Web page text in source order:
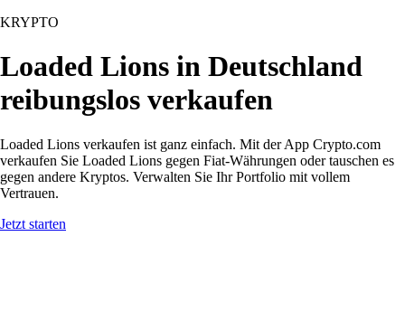
KRYPTO
Loaded Lions in Deutschland
reibungslos verkaufen
Loaded Lions verkaufen ist ganz einfach. Mit der App Crypto.com
verkaufen Sie Loaded Lions gegen Fiat-Währungen oder tauschen es
gegen andere Kryptos. Verwalten Sie Ihr Portfolio mit vollem
Vertrauen.
Jetzt starten